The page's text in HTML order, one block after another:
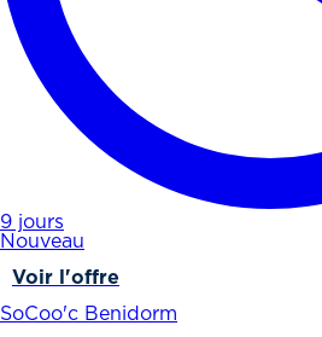
9 jours
Nouveau
Voir l'offre
SoCoo'c Benidorm